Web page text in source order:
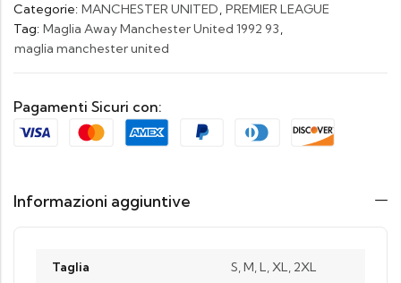
Categorie: MANCHESTER UNITED, PREMIER LEAGUE
Tag: Maglia Away Manchester United 1992 93,
maglia manchester united
Pagamenti Sicuri con:
Informazioni aggiuntive
Taglia S, M, L, XL, 2XL